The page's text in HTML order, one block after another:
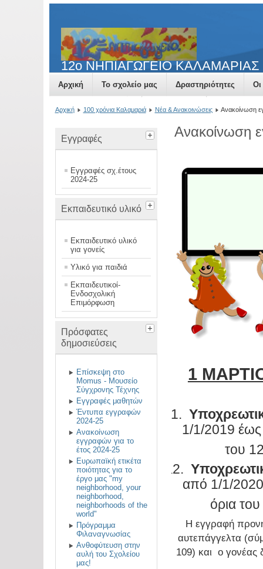
12o NΗΠΙΑΓΩΓΕΙΟ ΚΑΛΑΜΑΡΙΑΣ
Αρχική Το σχολείο μας Δραστηριότητες Οι
Νέα & Ανακοινώσεις Επικοινωνία Δανειστική
Αρχική 100 χρόνια Καλαμαριά Νέα & Ανακοινώσεις Ανακοίνωση
Εγγραφές
Εγγραφές σχ.έτους
2024-25
Εκπαιδευτικό υλικό
Εκπαιδευτικό υλικό
για γονείς
Υλικό για παιδιά
Εκπαιδευτικοί-
Ενδοσχολική
Επιμόρφωση
Πρόσφατες
δημοσιεύσεις
Επίσκεψη στο
Momus - Μουσείο
Σύγχρονης Τέχνης
Εγγραφές μαθητών
Έντυπα εγγραφών
2024-25
Ανακοίνωση
εγγραφών για το
έτος 2024-25
Ευρωπαϊκή ετικέτα
ποιότητας για το
έργο μας "my
neighborhood, your
neighborhood,
neighborhoods of the
world"
Πρόγραμμα
Φιλαναγνωσίας
Ανθοφύτευση στην
αυλή του Σχολείου
μας!
Ανακοίνωση
1
1.
1/1/2019 έως
του
12.
από 1/1/
όρια
Η εγγραφή
αυτεπάγγελτα
109) και ο γονέας